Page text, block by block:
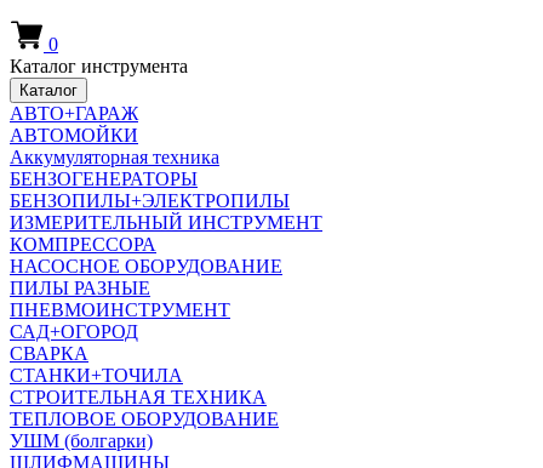
0
Каталог инструмента
Каталог
АВТО+ГАРАЖ
АВТОМОЙКИ
Аккумуляторная техника
БЕНЗОГЕНЕРАТОРЫ
БЕНЗОПИЛЫ+ЭЛЕКТРОПИЛЫ
ИЗМЕРИТЕЛЬНЫЙ ИНСТРУМЕНТ
КОМПРЕССОРА
НАСОСНОЕ ОБОРУДОВАНИЕ
ПИЛЫ РАЗНЫЕ
ПНЕВМОИНСТРУМЕНТ
САД+ОГОРОД
СВАРКА
СТАНКИ+ТОЧИЛА
СТРОИТЕЛЬНАЯ ТЕХНИКА
ТЕПЛОВОЕ ОБОРУДОВАНИЕ
УШМ (болгарки)
ШЛИФМАШИНЫ